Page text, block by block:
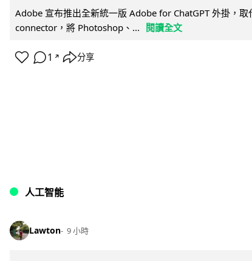
Adobe 宣布推出全新統一版 Adobe for ChatGPT 外掛，取
connector，將 Photoshop、...
閱讀全文
1 ↗ 分享
人工智能
Lawton 9 小時